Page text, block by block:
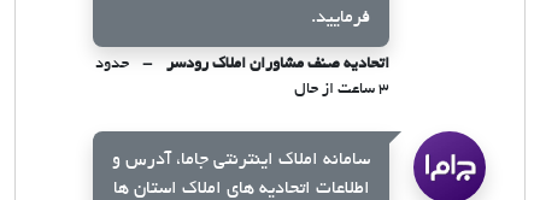
فرمایید.
اتحادیه صنف مشاوران املاک رودسر
حدود
۳ ساعت از حال
سامانه املاک اینترنتی جاما، آدرس و
اطلاعات اتحادیه های املاک استان ها